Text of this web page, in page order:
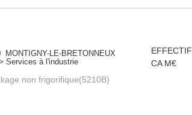
MONTIGNY-LE-BRETONNEUX
Services à l'industrie
non frigorifique(5210B)
EFFECTIF
CA M€